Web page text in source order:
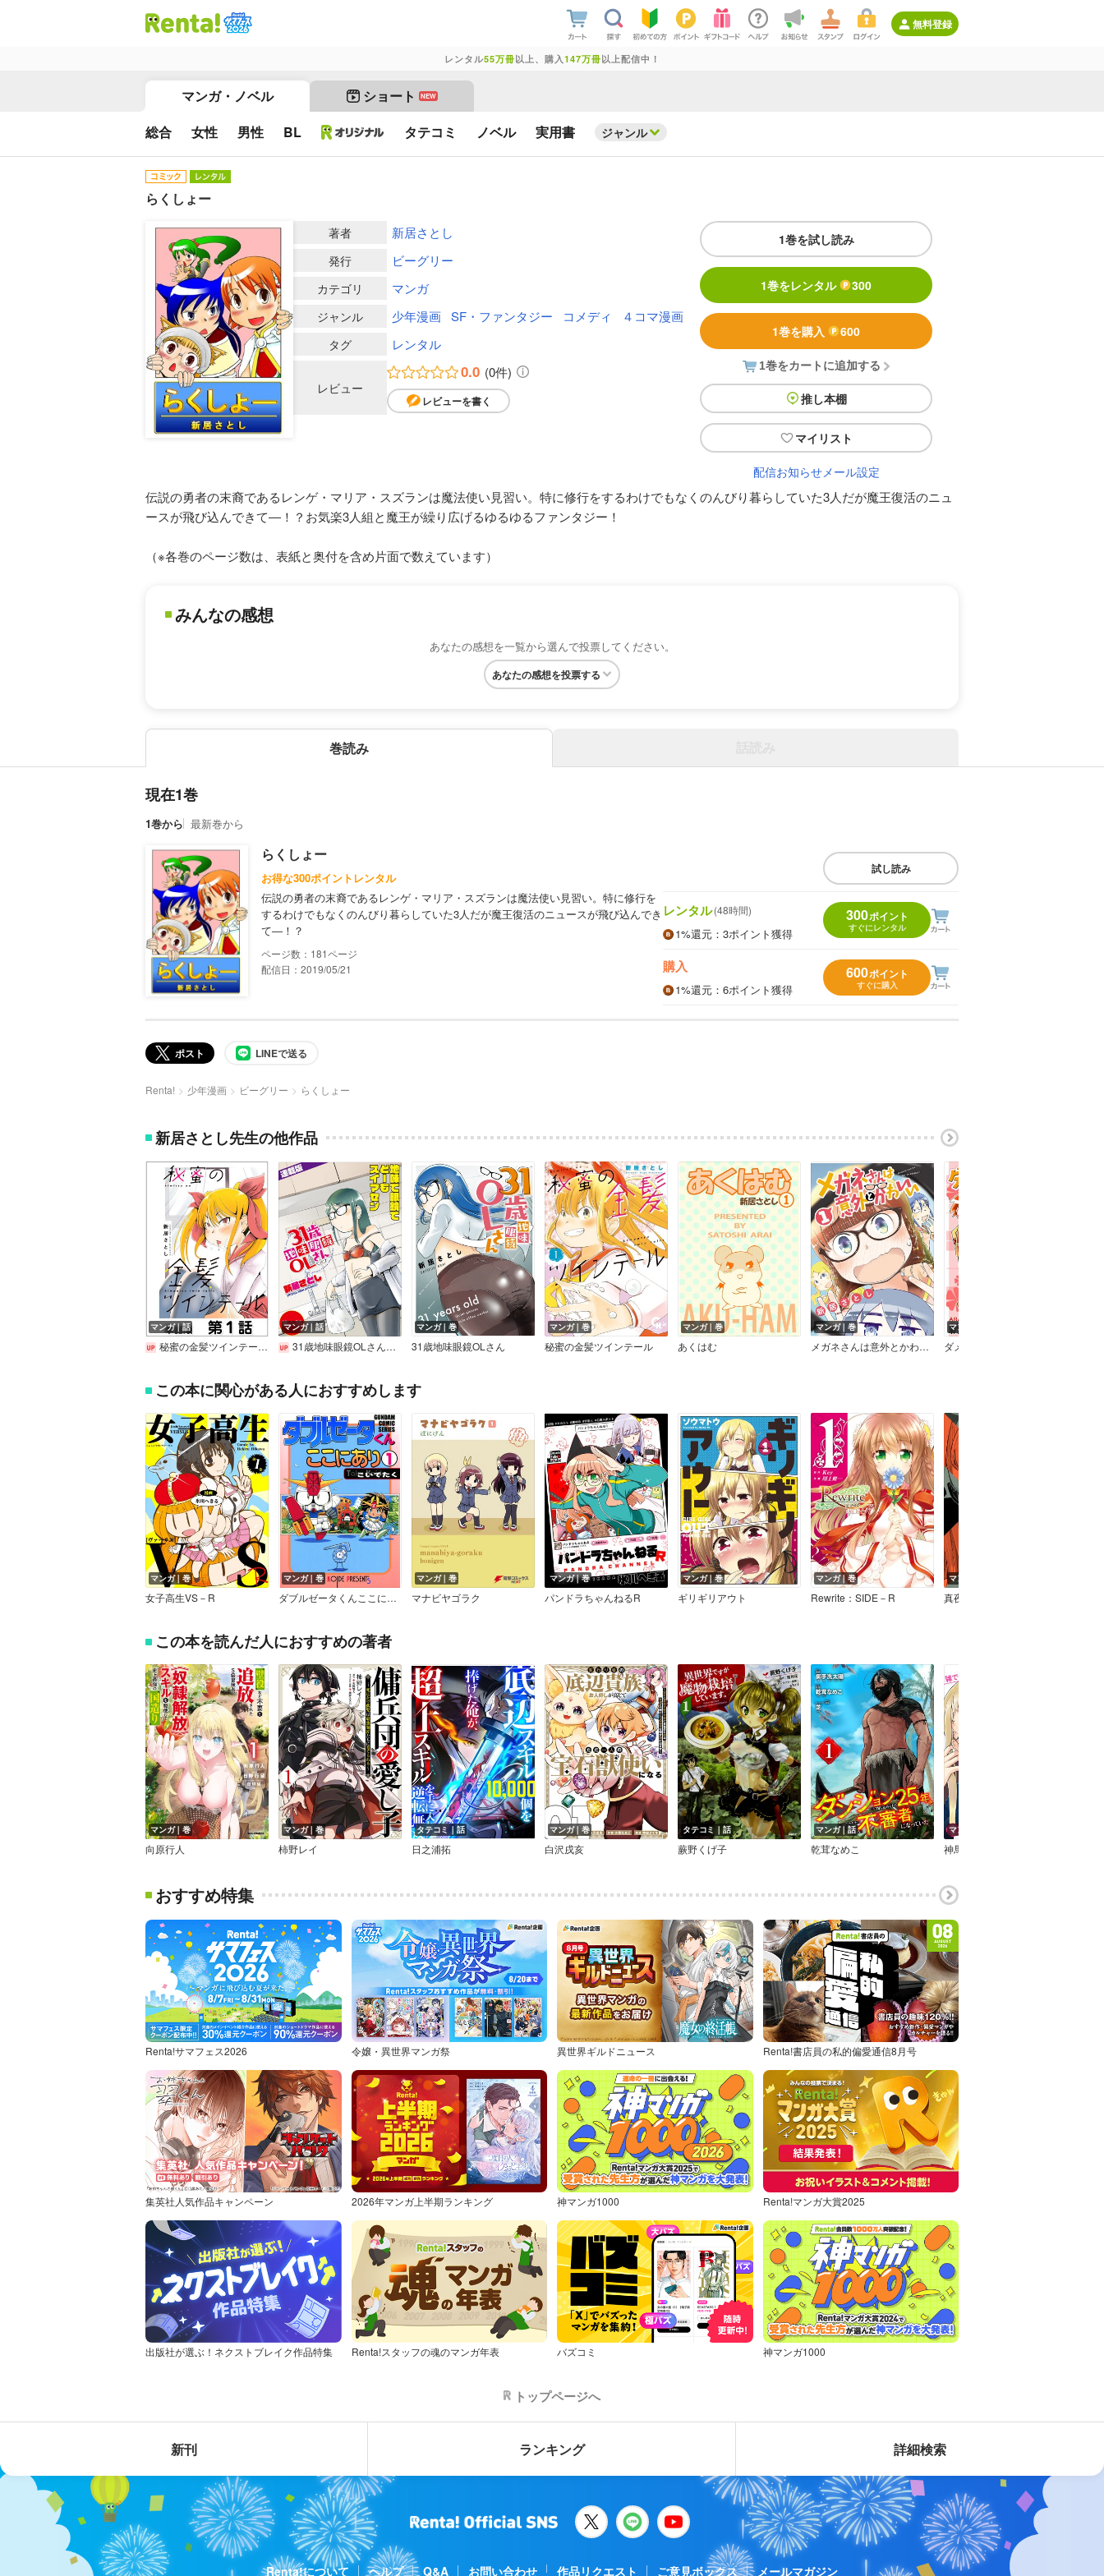
無料登録
レンタル55万冊以上、購入 147万冊以上配信中！
マンガ・ノベル ショート NEW
総合 女性 男性 BL タテコミ ノベル 実用書 ジャンル
らくしょー
1巻を試し読み
1巻をレンタル 300
1巻を購入 600
1巻をカートに追加する
推し本棚
マイリスト
配信お知らせメール設定
著者 新居さとし
発行 ビーグリー
カテゴリ マンガ
ジャンル 少年漫画 SF・ファンタジー コメディ ４コマ漫画
タグ レンタル
レビュー
0.0 (0件)
レビューを書く
伝説の勇者の末裔であるレンゲ・マリア・スズランは魔法使い見習い。特に修行をするわけでもなくのんびり暮らしていた3人だが魔王復活のニュ
ースが飛び込んできて―！？お気楽3人組と魔王が繰り広げるゆるゆるファンタジー！
（※各巻のページ数は、表紙と奥付を含め片面で数えています）
みんなの感想
あなたの感想を一覧から選んで投票してください。
あなたの感想を投票する
巻読み
現在1巻
1巻から 最新巻から
らくしょー
お得な300ポイントレンタル
伝説の勇者の末裔であるレンゲ・マリア・スズランは魔法使い見習い。特に修行を
するわけでもなくのんびり暮らしていた3人だが魔王復活のニュースが飛び込んでき
て―！？
181
配信日：2019/05/21
試し読み
レンタル(48時間)
1%還元 ：3ポイント獲得
300ポイント
すぐにレンタル
購入
1%還元 ：6ポイント獲得
600ポイント
すぐに購入
ポスト LINEで送る
Renta! 少年漫画 ビーグリー らくしょー
新居さとし先生の他作品
マンガ｜話
秘蜜の金髪ツインテール【単話版】
マンガ｜話
31歳地味眼鏡OLさん＜連載版＞
マンガ｜巻
31歳地味眼鏡OLさん
マンガ｜巻
秘蜜の金髪ツインテール
マンガ｜巻
あくはむ
マンガ｜巻
メガネさんは意外とかわいい
マンガ｜巻
ダメ姉って呼ばないで！
この本に関心がある人におすすめします
マンガ｜巻
女子高生VS－R
マンガ｜巻
ダブルゼータくんここにあり
マンガ｜巻
マナビヤゴラク
マンガ｜巻
パンドラちゃんねるR
マンガ｜巻
ギリギリアウト
マンガ｜巻
Rewrite：SIDE－R
マンガ｜巻
真夜中のX儀典
この本を読んだ人におすすめの著者
マンガ｜巻
向原行人
マンガ｜巻
柿野レイ
タテコミ｜話
日之浦拓
マンガ｜巻
白沢戌亥
タテコミ｜話
蕨野くげ子
マンガ｜話
乾茸なめこ
マンガ｜話
神馬耶樹
おすすめ特集
Renta!サマフェス2026 令嬢・異世界マンガ祭 異世界ギルドニュース Renta!書店員の私的偏愛通信8月号
集英社人気作品キャンペーン 2026年マンガ上半期ランキング 神マンガ1000 Renta!マンガ大賞2025
出版社が選ぶ！ネクストブレイク作品特集 Renta!スタッフの魂のマンガ年表 バズコミ 神マンガ1000
トップページへ
新刊 ランキング 詳細検索
Renta!について ヘルプ Q&A お問い合わせ 作品リクエスト ご意見ボックス メールマガジン